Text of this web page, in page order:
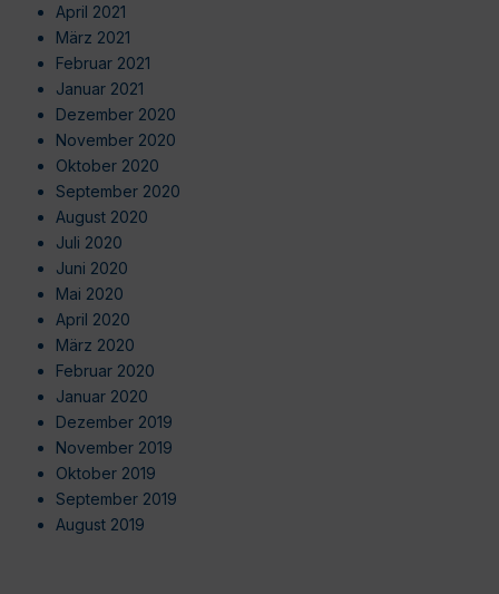
April 2021
März 2021
Februar 2021
Januar 2021
Dezember 2020
November 2020
Oktober 2020
September 2020
August 2020
Juli 2020
Juni 2020
Mai 2020
April 2020
März 2020
Februar 2020
Januar 2020
Dezember 2019
November 2019
Oktober 2019
September 2019
August 2019